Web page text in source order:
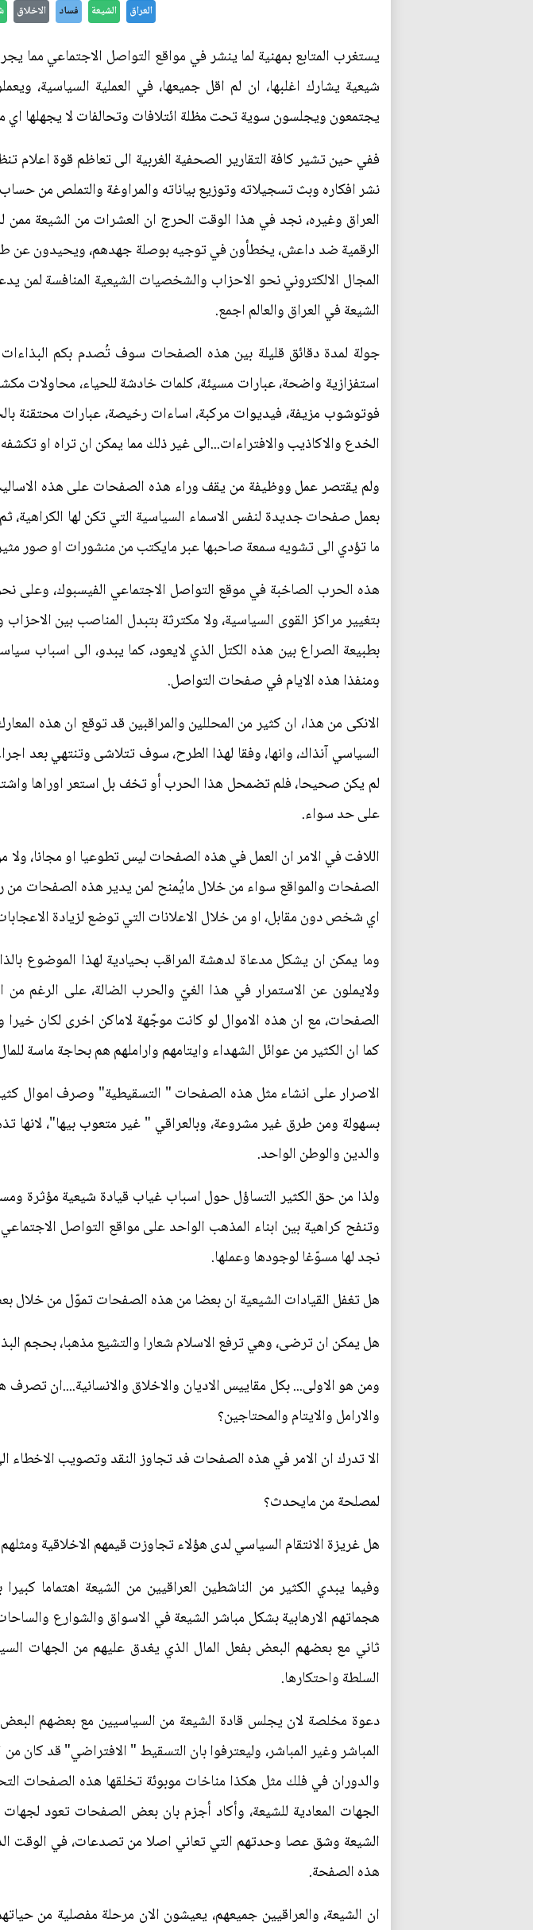
العراق الشيعة فساد الاخلاق
يستغرب المتابع بمهنية لما ينشر في مواقع التواصل الاجتماعي مما
يجتمعون ويجلسون سوية تحت مظلة ائتلافات وتحالفات لا يجهلها اي
ففي حين تشير كافة التقارير الصحفية الغربية الى تعاظم قوة اعلام
نشر افكاره وبث تسجيلاته وتوزيع بياناته والمراوغة والتملص من
العراق وغيره، نجد في هذا الوقت الحرج ان العشرات من الشيعة
الرقمية ضد داعش، يخطأون في توجيه بوصلة جهدهم، ويحيدون عن
المجال الالكتروني نحو الاحزاب والشخصيات الشيعية المنافسة
الشيعة في العراق والعالم اجمع.
جولة لمدة دقائق قليلة بين هذه الصفحات سوف تُصدم بكم
استفزازية واضحة، عبارات مسيئة، كلمات خادشة للحياء، محاولات
فوتوشوب مزيفة، فيديوات مركبة، اساءات رخيصة، عبارات محتقنة
الخدع والاكاذيب والافتراءات...الى غير ذلك مما يمكن ان تراه او
ولم يقتصر عمل ووظيفة من يقف وراء هذه الصفحات على هذه
بعمل صفحات جديدة لنفس الاسماء السياسية التي تكن لها
ما تؤدي الى تشويه سمعة صاحبها عبر مايكتب من منشورات او صور
هذه الحرب الصاخبة في موقع التواصل الاجتماعي الفيسبوك، وعلى
بتغيير مراكز القوى السياسية، ولا مكترثة بتبدل المناصب بين
بطبيعة الصراع بين هذه الكتل الذي لايعود، كما يبدو، الى اسباب
ومنفذا هذه الايام في صفحات التواصل.
الانكى من هذا، ان كثير من المحللين والمراقبين قد توقع ان هذه
السياسي آنذاك، وانها، وفقا لهذا الطرح، سوف تتلاشى وتنتهي بعد
لم يكن صحيحا، فلم تضمحل هذا الحرب أو تخف بل استعر اوراها
على حد سواء.
اللافت في الامر ان العمل في هذه الصفحات ليس تطوعيا او مجانا،
الصفحات والمواقع سواء من خلال مايُمنح لمن يدير هذه الصفحات من
اي شخص دون مقابل، او من خلال الاعلانات التي توضع لزيادة
وما يمكن ان يشكل مدعاة لدهشة المراقب بحيادية لهذا الموضوع
ولايملون عن الاستمرار في هذا الغيّ والحرب الضالة، على الرغم
الصفحات، مع ان هذه الاموال لو كانت موجّهة لاماكن اخرى لكان
كما ان الكثير من عوائل الشهداء وايتامهم واراملهم هم بحاجة ماسة
الاصرار على انشاء مثل هذه الصفحات " التسقيطية" وصرف اموال
بسهولة ومن طرق غير مشروعة، وبالعراقي " غير متعوب بيها"،
والدين والوطن الواحد.
ولذا من حق الكثير التساؤل حول اسباب غياب قيادة شيعية مؤثرة
وتنفح كراهية بين ابناء المذهب الواحد على مواقع التواصل
نجد لها مسوّغا لوجودها وعملها.
هل تغفل القيادات الشيعية ان بعضا من هذه الصفحات تموّل من خلال
هل يمكن ان ترضى، وهي ترفع الاسلام شعارا والتشيع مذهبا، بحجم
ومن هو الاولى... بكل مقاييس الاديان والاخلاق والانسانية....ان
والارامل والايتام والمحتاجين؟
الا تدرك ان الامر في هذه الصفحات فد تجاوز النقد وتصويب الاخطاء
لمصلحة من مايحدث؟
هل غريزة الانتقام السياسي لدى هؤلاء تجاوزت قيمهم الاخلاقية
وفيما يبدي الكثير من الناشطين العراقيين من الشيعة اهتماما
هجماتهم الارهابية بشكل مباشر الشيعة في الاسواق والشوارع
ثاني مع بعضهم البعض بفعل المال الذي يغدق عليهم من الجهات
السلطة واحتكارها.
دعوة مخلصة لان يجلس قادة الشيعة من السياسيين مع بعضهم
المباشر وغير المباشر، وليعترفوا بان التسقيط " الافتراضي" قد كان
والدوران في فلك مثل هكذا مناخات موبوئة تخلقها هذه الصفحات
الجهات المعادية للشيعة، وأكاد أجزم بان بعض الصفحات تعود
الشيعة وشق عصا وحدتهم التي تعاني اصلا من تصدعات، في الوقت
هذه الصفحة.
ان الشيعة، والعراقيين جميعهم، يعيشون الان مرحلة مفصلية من